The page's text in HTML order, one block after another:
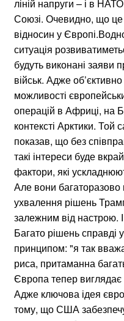
ліній напруги – і в
Союзі. Очевидно, що
відносин у
ситуація
будуть виконані
військ. Адже
можливості
операцій в Африці, на
контексті Арктики. Той
показав, що без
такі інтереси буде
фактори, які
Але вони
ухвалення рішень
залежним від настрою.
Багато рішень справді
принципом: "я так
риса, притаманна
Європа тепер
Адже ключова ідея
тому, що США